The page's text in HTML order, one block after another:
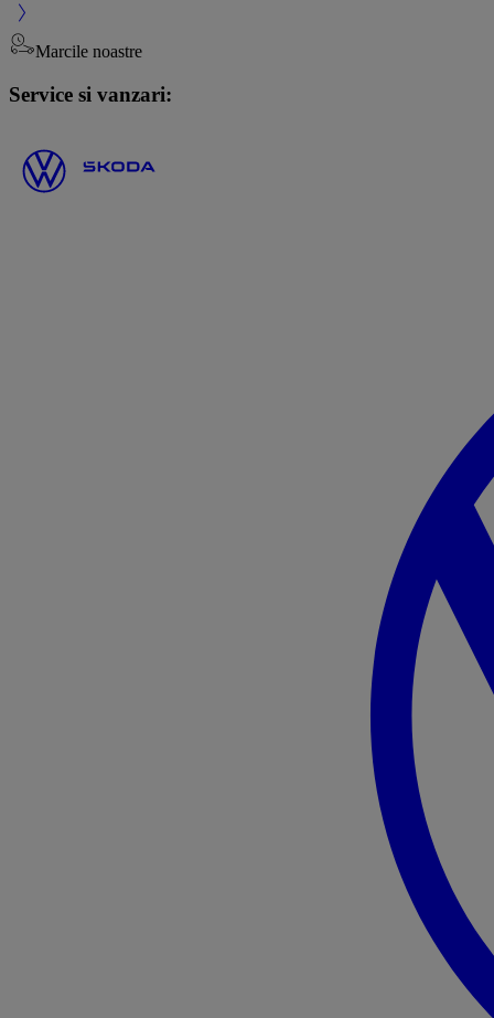
Marcile noastre
Service si vanzari: